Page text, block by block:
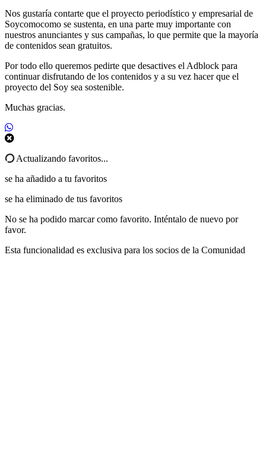
Nos gustaría contarte que el proyecto periodístico y empresarial de
Soycomocomo se sustenta, en una parte muy importante con
nuestros anunciantes y sus campañas, lo que permite que la mayoría
de contenidos sean gratuitos.
Por todo ello queremos pedirte que desactives el Adblock para
continuar disfrutando de los contenidos y a su vez hacer que el
proyecto del Soy sea sostenible.
Muchas gracias.
Actualizando favoritos...
se ha añadido a tu favoritos
se ha eliminado de tus favoritos
No se ha podido marcar como favorito. Inténtalo de nuevo por
favor.
Esta funcionalidad es exclusiva para los socios de la Comunidad